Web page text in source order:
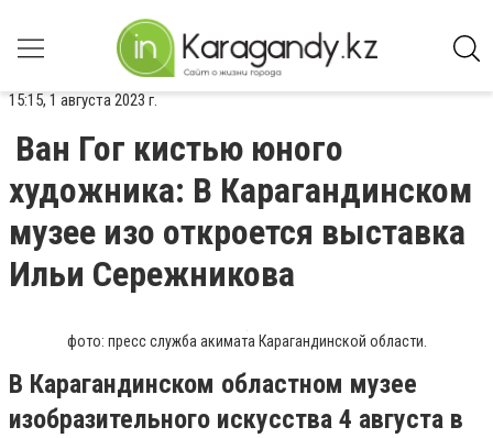
15:15, 1 августа 2023 г.
Ван Гог кистью юного
художника: В Карагандинском
музее изо откроется выставка
Ильи Сережникова
фото: пресс служба акимата Карагандинской области.
В Карагандинском областном музее
изобразительного искусства 4 августа в